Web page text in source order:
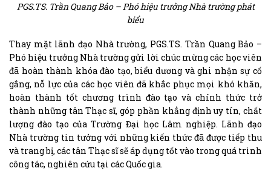
PGS.TS. Trần Quang Bảo – Phó hiệu trưởng Nhà trường phát
biểu
Thay mặt lãnh đạo Nhà trường, PGS.TS. Trần Quang Bảo –
Phó hiệu trưởng Nhà trường gửi lời chúc mừng các học viên
đã hoàn thành khóa đào tạo, biểu dương và ghi nhận sự cố
gắng, nỗ lực của các học viên đã khắc phục mọi khó khăn,
hoàn thành tốt chương trình đào tạo và chính thức trở
thành những tân Thạc sĩ, góp phần khẳng định uy tín, chất
lượng đào tạo của Trường Đại học Lâm nghiệp. Lãnh đạo
Nhà trường tin tưởng với những kiến thức đã được tiếp thu
và trang bị, các tân Thạc sĩ sẽ áp dụng tốt vào trong quá trình
công tác, nghiên cứu tại các Quốc gia.